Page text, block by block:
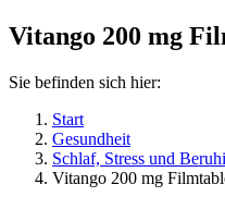
Vitango 200 mg
Sie befinden sich hier:
Start
Gesundheit
Schlaf, Stress und
Vitango 200 mg